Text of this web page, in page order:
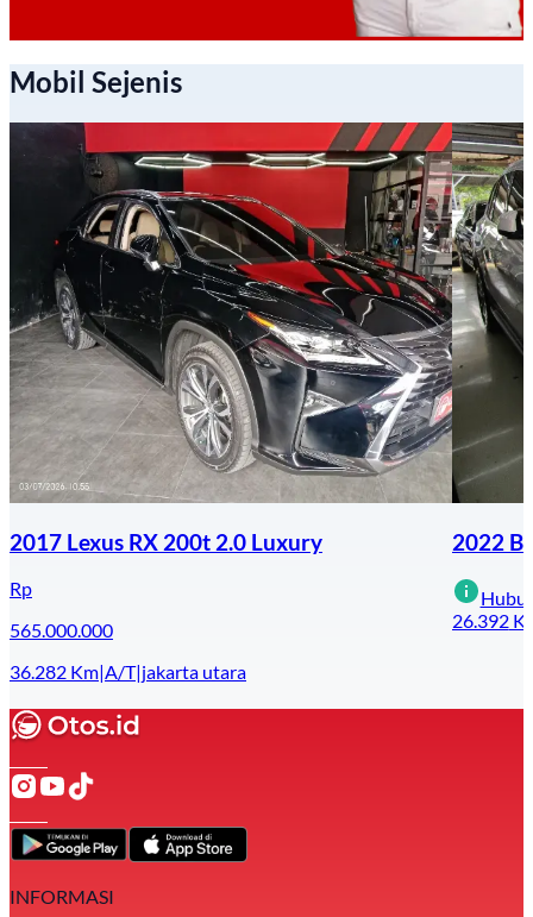
Mobil Sejenis
2017 Lexus RX 200t 2.0 Luxury
Rp
565.000.000
36.282 Km|A/T|jakarta utara
2022
26.392
INFORMASI